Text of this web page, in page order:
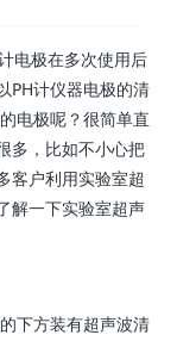
电极在多次使用后
PH计仪器电极的清
电极呢？很简单直
多，比如不小心把
客户利用实验室超
解一下实验室超声
下方装有超声波清